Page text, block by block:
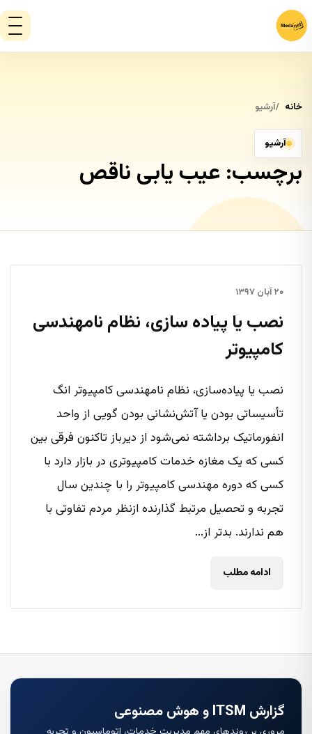
خانه آرشیو
آرشیو
برچسب: عیب یابی ناقص
۲۰ آبان ۱۳۹۷
نصب یا پیاده سازی، نظام نامهندسی
کامپیوتر
نصب یا پیاده‌سازی، نظام نامهندسی کامپیوتر انگ
تأسیساتی بودن یا آتش‌نشانی بودن گویی از واحد
انفورماتیک برداشته نمی‌شود از دیرباز تاکنون فرقی بین
کسی که یک مغازه خدمات کامپیوتری در بازار دارد با
کسی که دوره مهندسی کامپیوتر را با چندین سال
تجربه و تحصیل مرتبط گذارنده ازنظر مردم تفاوتی با
هم ندارند. بدتر از...
ادامه مطلب
گزارش ITSM و هوش مصنوعی